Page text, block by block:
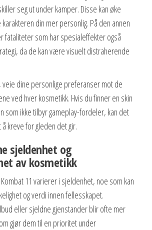
seg ut under kamper. Disse kan øke
din mer personlig. På den annen
fataliteter som har spesialeffekter også
da de kan være visuelt distraherende
veie dine personlige preferanser mot de
ved hver kosmetikk. Hvis du finner en skin
som ikke tilbyr gameplay-fordeler, kan det
kreve for gleden det gir.
sjeldenhet og
av kosmetikk
11 varierer i sjeldenhet, noe som kan
og verdi innen fellesskapet.
eller sjeldne gjenstander blir ofte mer
gjør dem til en prioritet under